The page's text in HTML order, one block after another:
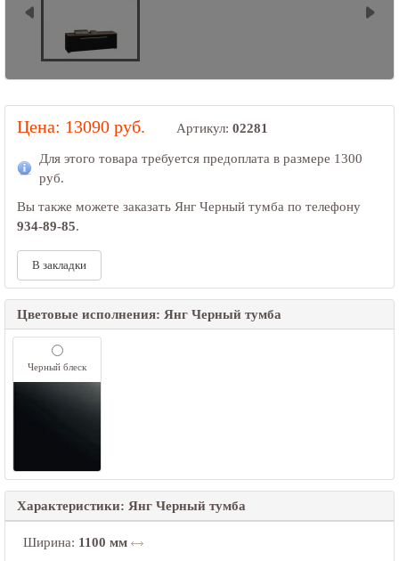
Цена: 13090 руб. Артикул: 02281
Для этого товара требуется предоплата в размере 1300
руб.
Вы также можете заказать Янг Черный тумба по телефону
934-89-85.
В закладки
Цветовые исполнения: Янг Черный тумба
Черный блеск
Характеристики: Янг Черный тумба
Ширина: 1100 мм